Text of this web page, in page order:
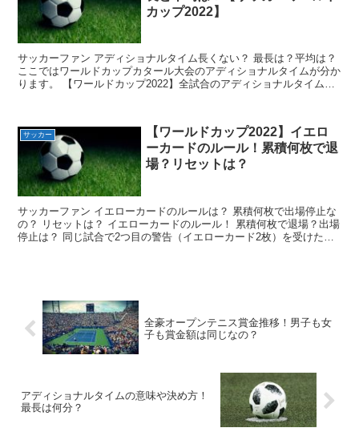
カップ2022】
サッカーファン アディショナルタイム長くない？ 最長は？平均は？
ここではワールドカップカタール大会のアディショナルタイムが分か
ります。 【ワールドカップ2022】全試合のアディショナルタイム一
サッカー
【ワールドカップ2022】イエロ
ーカードのルール！累積何枚で退
場？リセットは？
サッカーファン イエローカードのルールは？ 累積何枚で出場停止な
の？ リセットは？ イエローカードのルール！ 累積何枚で退場？出場
停止は？ 同じ試合で2つ目の警告（イエローカード2枚）を受けた場
全豪オープンテニス賞金推移！男子も女
子も賞金額は同じなの？
アディショナルタイムの意味や決め方！
最長は何分？